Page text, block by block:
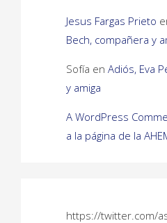
Jesus Fargas Prieto
Bech, compañera y
Sofía enAdiós, Eva
y amiga
A WordPress
a la página de la
https://twitter.com/